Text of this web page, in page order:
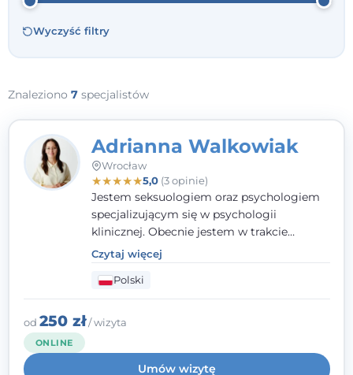
Wyczyść filtry
Znaleziono 7 specjalistów
Adrianna Walkowiak
Wrocław
★★★★★5,0(3 opinie)
Jestem seksuologiem oraz psychologiem
specjalizującym się w psychologii
klinicznej. Obecnie jestem w trakcie
szkolenia na psychoterapeutę
systemowego. Posiadam status członka
nadzwyczajnego Wielkopolskiego
TowarzystwaTerapii Systemowejoraz
należę do Polskiego Towarzystwa
pierwszym miejscu stawiam budowanie
atmosfery bezpieczeństwa i zrozumienia w
Czytaj więcej
Polski
od 250 zł/ wizyta
ONLINE
Umów wizytę